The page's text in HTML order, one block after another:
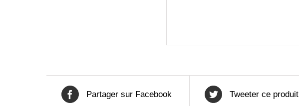
Partager sur Facebook Tweeter ce produit